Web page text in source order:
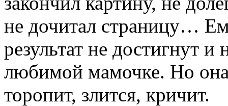
не дочитал страницу…
результат не достигнут и
любимой мамочке. Но она
торопит, злится, кричит.